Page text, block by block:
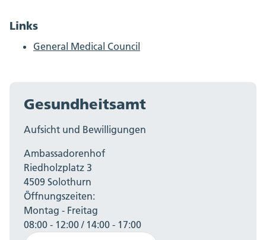
Links
General Medical Council​​​​​​
Gesundheitsamt
Aufsicht und Bewilligungen
Ambassadorenhof
Riedholzplatz 3
4509 Solothurn
Öffnungszeiten:
Montag - Freitag
08:00 - 12:00 / 14:00 - 17:00